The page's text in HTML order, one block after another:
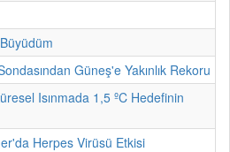
Güneş'e Yakınlık Rekoru
Isınmada 1,5 ºC Hedefinin
Herpes Virüsü Etkisi